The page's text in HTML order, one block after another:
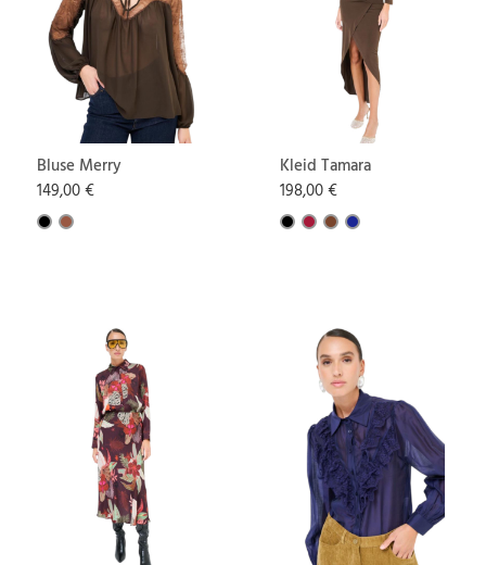
Bluse Merry
149,00 €
Kleid Tamara
198,00 €